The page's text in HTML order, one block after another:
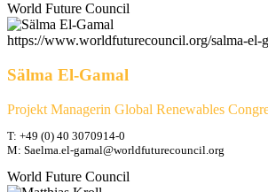
World Future Council
https://www.worldfuturecouncil.org/salma-el-
Sälma El-Gamal
Projekt Managerin Global Renewables
T: +49 (0) 40 3070914-0
M: Saelma.el-gamal@worldfuturecouncil.org
World Future Council